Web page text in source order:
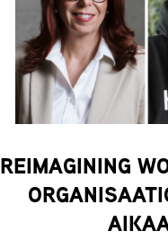
REIMAGINING